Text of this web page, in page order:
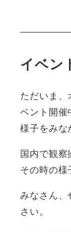
イベン
ただいま、
ベント開催
様子をみな
国内で観察
その時の様
みなさん、
さい。